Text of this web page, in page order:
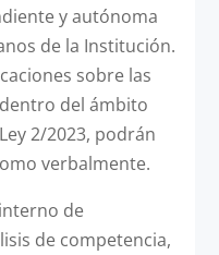
y autónoma
de la Institución.
sobre las
del ámbito
2/2023, podrán
verbalmente.
de
de competencia,